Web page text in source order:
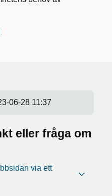
06-28 11:37
eller fråga om
via ett